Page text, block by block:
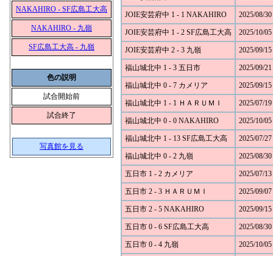
NAKAHIRO - SF広島工大高
NAKAHIRO - 九嶺
SF広島工大高 - 九嶺
色の説明
試合開始前
試合終了
写真館を見る
JOIE安芸府中 1 - 1 NAKAHIRO 2025/08/30
JOIE安芸府中 1 - 2 SF広島工大高 2025/10/05
JOIE安芸府中 2 - 3 九嶺 2025/09/15
福山城北中 1 - 3 五日市 2025/09/21
福山城北中 0 - 7 カメリア 2025/09/15
福山城北中 1 - 1 ＨＡＲＵＭＩ 2025/07/19
福山城北中 0 - 0 NAKAHIRO 2025/10/05
福山城北中 1 - 13 SF広島工大高 2025/07/27
福山城北中 0 - 2 九嶺 2025/08/30
五日市 1 - 2 カメリア 2025/07/13
五日市 2 - 3 ＨＡＲＵＭＩ 2025/09/07
五日市 2 - 5 NAKAHIRO 2025/09/15
五日市 0 - 6 SF広島工大高 2025/08/30
五日市 0 - 4 九嶺 2025/10/05